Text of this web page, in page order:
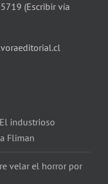
(Escribir vía
industrioso
Fliman
velar el horror por